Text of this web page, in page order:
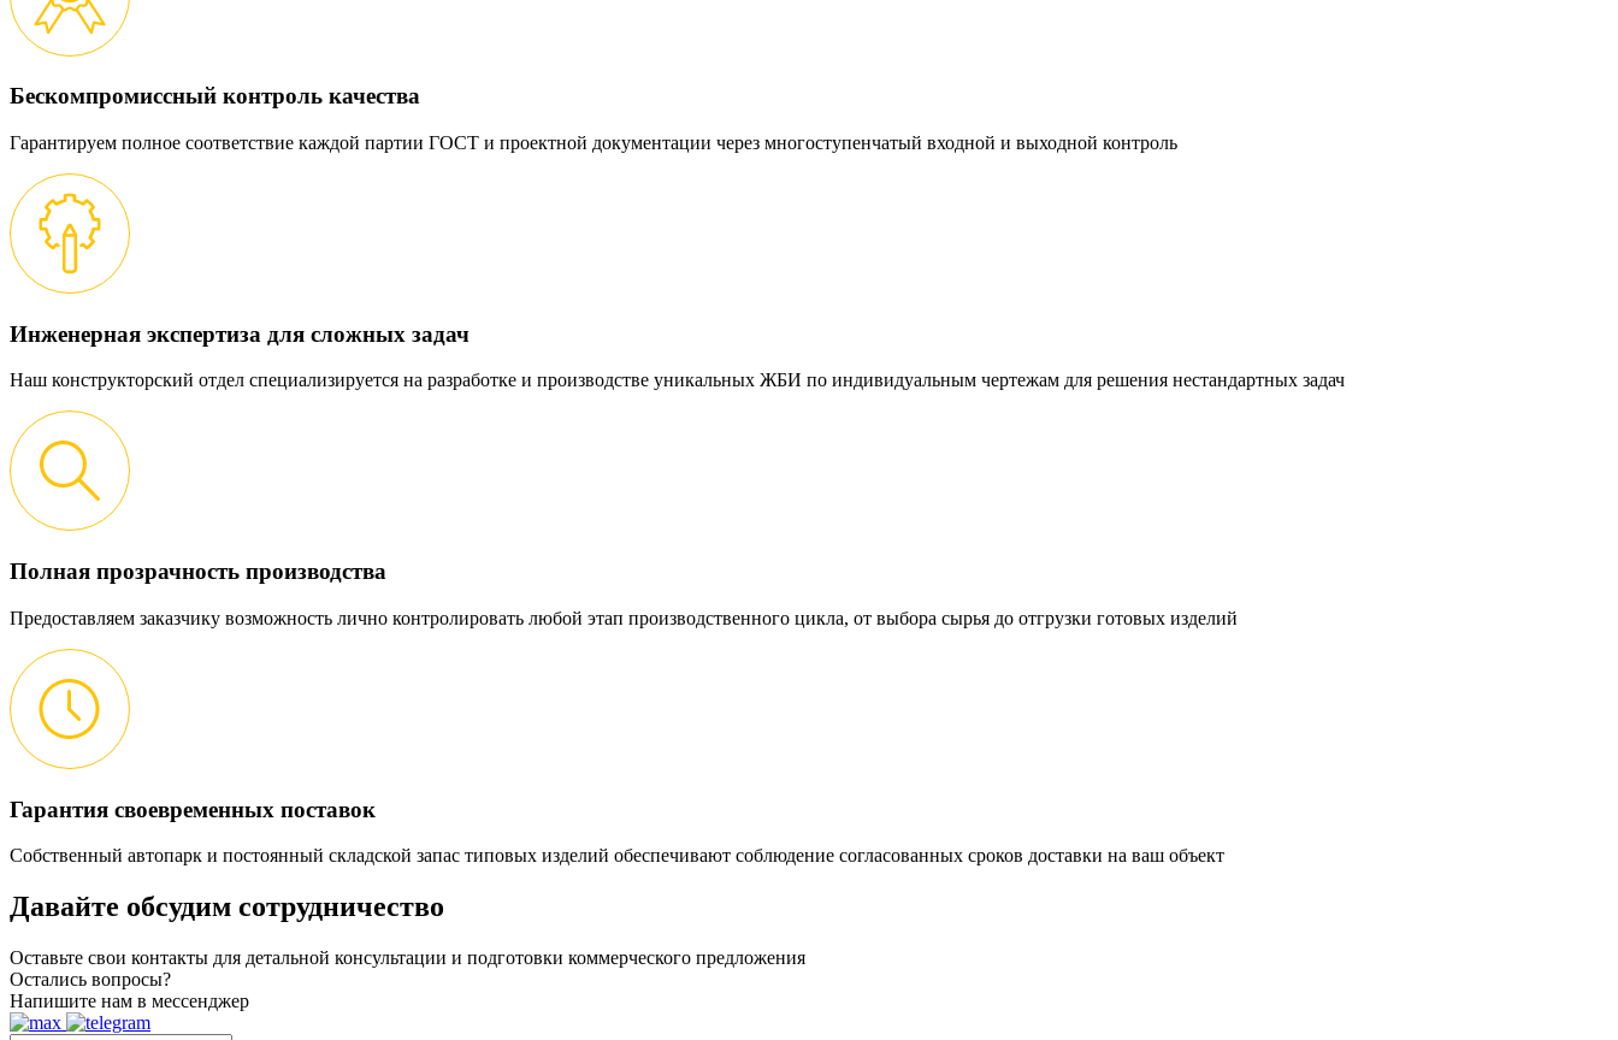
Бескомпромиссный контроль качества
Гарантируем полное соответствие каждой партии ГОСТ и проектной документации через многоступенчатый входной и выходной контроль
Инженерная экспертиза для сложных задач
Наш конструкторский отдел специализируется на разработке и производстве уникальных ЖБИ по индивидуальным чертежам для решения нестандартных задач
Полная прозрачность производства
Предоставляем заказчику возможность лично контролировать любой этап производственного цикла, от выбора сырья до отгрузки готовых изделий
Гарантия своевременных поставок
Собственный автопарк и постоянный складской запас типовых изделий обеспечивают соблюдение согласованных сроков доставки на ваш объект
Давайте обсудим сотрудничество
Оставьте свои контакты для детальной консультации и подготовки коммерческого предложения
Остались вопросы?
Напишите нам в мессенджер